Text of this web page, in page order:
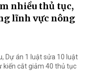
nhiều thủ tục,
lĩnh vực nông
Dự án 1 luật sửa 10 luật
kiến cắt giảm 40 thủ tục